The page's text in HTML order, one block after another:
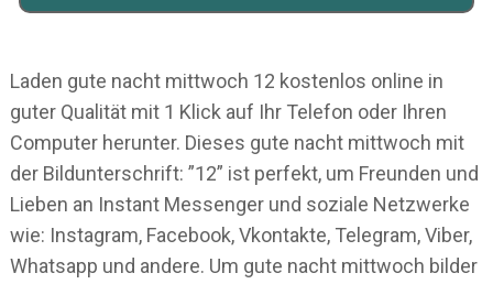
Laden gute nacht mittwoch 12 kostenlos online in
guter Qualität mit 1 Klick auf Ihr Telefon oder Ihren
Computer herunter. Dieses gute nacht mittwoch mit
der Bildunterschrift: ”12” ist perfekt, um Freunden und
Lieben an Instant Messenger und soziale Netzwerke
wie: Instagram, Facebook, Vkontakte, Telegram, Viber,
Whatsapp und andere. Um gute nacht mittwoch bilder